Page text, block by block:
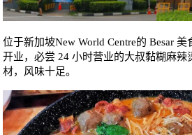
位于新加坡New World Centre的 Besar
开业，必尝 24 小时营业的大叔黏糊麻辣
材，风味十足。